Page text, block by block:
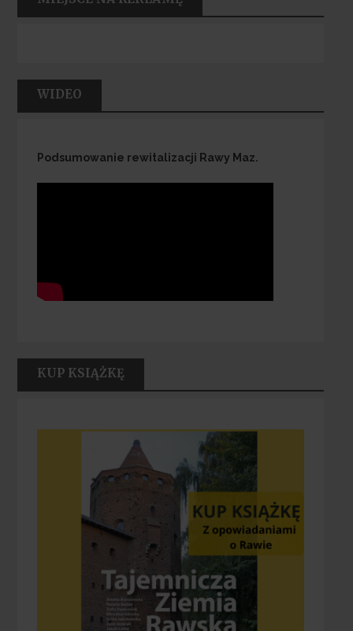
WIDEO
Podsumowanie rewitalizacji Rawy Maz.
KUP KSIĄŻKĘ